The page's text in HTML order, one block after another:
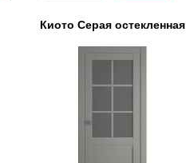
Киото Серая остекленная